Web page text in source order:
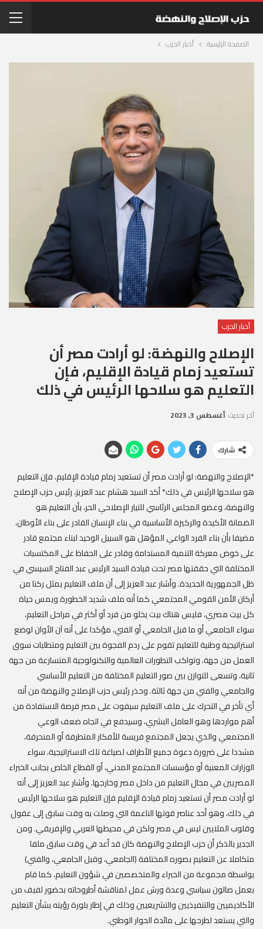
الصفحة الرئيسية أخبار الحزب
أخبار الحزب
الإصلاح والنهضة: لو أرادت مصر أن
تستعيد زمام قيادة الإقليم، فإن
التعليم هو سلاحها الرئيس في ذلك
آخر تحديث أغسطس 3, 2023
شارك
*الإصلاح والنهضة: لو أرادت مصر أن تستعيد زمام قيادة الإقليم، فإن التعليم
هو سلاحها الرئيس في ذلك* أكد السيد هشام عبد العزيز، رئيس حزب الإصلاح
والنهضة، وعضو المجلس الرئاسي للتيار الإصلاحي الحر، بأن التعليم هو
الضمانة الأكيدة والركيزة الأساسية في بناء الإنسان القادر على بناء الأوطان،
مضيفا بأن بناء الفرد الواعي المؤهل هو السبيل الوحيد لبناء مجتمع قادر
على خوض معركة التنمية المستدامة وقادر على الحفاظ على المكتسبات
المختلفة التي حققتها مصر تحت قيادة السيد الرئيس عبد الفتاح السيسي في
ظل الجمهورية الجديدة. وأشار عبد العزيز إلى أن ملف التعليم يمثل ركنا من
أركان الأمن القومي المجتمعي كما أنه ملف شديد الخطورة ويمس حياة
كل بيت مصري، فليس هناك بيت يخلو من فرد أو أكثر في مراحل التعليم،
سواء الجامعي أو ما قبل الجامعي أو الفني، مؤكدا على أنه آن الأوان لوضع
استراتيجية وطنية للتعليم تقوم على ردم الفجوة بين التعليم ومتطلبات سوق
العمل من جهة، وتواكب التطورات العالمية والتكنولوجية المتسارعة من جهة
ثانية، وتسعى للتوازن بين صور التعليم المختلفة من التعليم الأساسي
والجامعي والفني من جهة ثالثة. وحذر رئيس حزب الإصلاح والنهضة من أنه
أي تأخر في التحرك على ملف التعليم سيفوت على مصر فرصة الاستفادة من
أهم مواردها وهو العامل البشري، وسيدفع في اتجاه ضعف الوعي
المجتمعي والذي يجعل المجتمع فريسة للأفكار المتطرفة أو المنحرفة،
مشددا على ضرورة دعوة جميع الأطراف لصياغة تلك الاستراتيجية، سواء
الوزارات المعنية أو مؤسسات المجتمع المدني، أو القطاع الخاص بجانب الخبراء
المصريين في مجال التعليم من داخل مصر وخارجها. وأشار عبد العزيز إلى أنه
لو أرادت مصر أن تستعيد زمام قيادة الإقليم فإن التعليم هو سلاحها الرئيس
في ذلك، وهو أحد عناصر قوتها الناعمة التي وصلت به وقت سابق إلى عقول
وقلوب الملايين ليس في مصر ولكن في محيطها العربي والإفريقي. ومن
الجدير بالذكر أن حزب الإصلاح والنهضة كان قد أعد في وقت سابق ملفا
متكاملا عن التعليم بصوره المختلفة (الجامعي، وقبل الجامعي، والفني)
بواسطة مجموعة من الخبراء والمتخصصين في شؤون التعليم، كما قام
بعمل صالون سياسي وعدة ورش عمل لمناقشة أطروحاته بحضور لفيف من
الأكاديميين والتنفيذيين والتشريعيين وذلك في إطار بلورة رؤيته بشأن التعليم
والتي يستعد لطرحها على مائدة الحوار الوطني.